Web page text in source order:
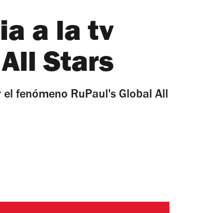
a la tv
Stars
fenómeno RuPaul's Global All